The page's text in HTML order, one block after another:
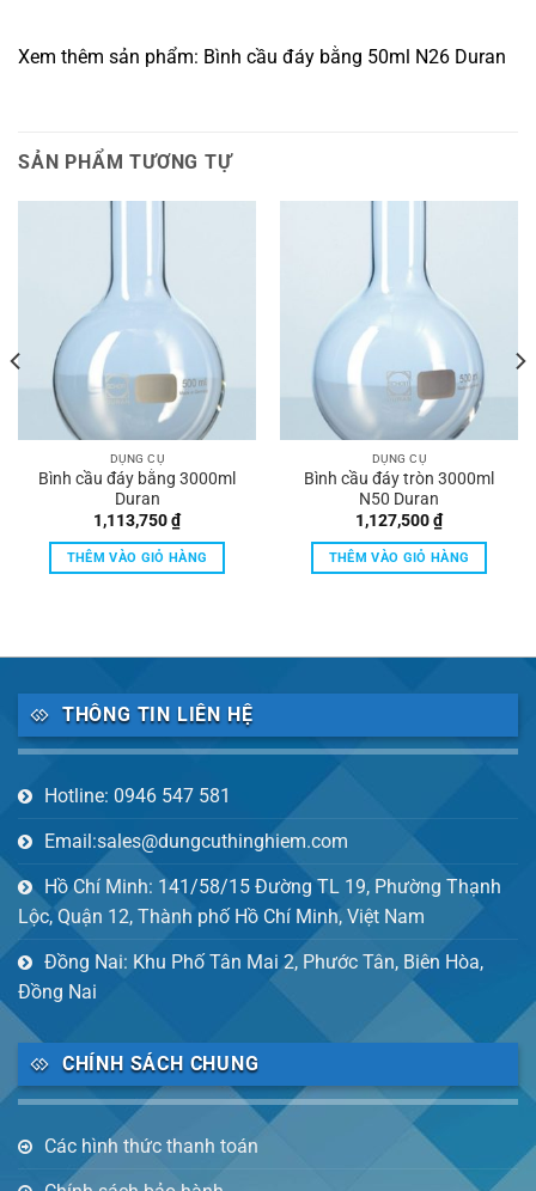
Xem thêm sản phẩm: Bình cầu đáy bằng 50ml N26 Duran
SẢN PHẨM TƯƠNG TỰ
DỤNG CỤ
Bình cầu đáy bằng 3000ml
Duran
1,113,750₫
THÊM VÀO GIỎ HÀNG
DỤNG CỤ
Bình cầu đáy tròn 3000ml
N50 Duran
1,127,500₫
THÊM VÀO GIỎ HÀNG
THÔNG TIN LIÊN HỆ
Hotline: 0946 547 581
Email:sales@dungcuthinghiem.com
Hồ Chí Minh: 141/58/15 Đường TL 19, Phường Thạnh
Lộc, Quận 12, Thành phố Hồ Chí Minh, Việt Nam
Đồng Nai: Khu Phố Tân Mai 2, Phước Tân, Biên Hòa,
Đồng Nai
CHÍNH SÁCH CHUNG
Các hình thức thanh toán